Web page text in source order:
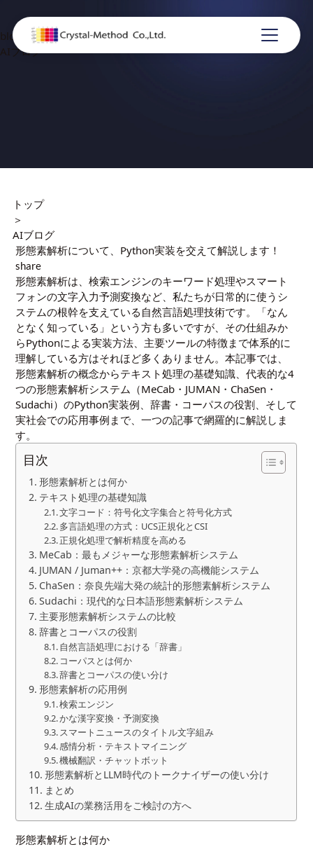
blog
AIブログ
トップ
＞
AIブログ
形態素解析について、Python実装を交えて解説します！
share
形態素解析は、検索エンジンのキーワード処理やスマート
フォンの文字入力予測変換など、私たちが日常的に使うシ
ステムの根幹を支えている自然言語処理技術です。「なん
となく知っている」という方も多いですが、その仕組みか
らPythonによる実装方法、主要ツールの特徴まで体系的に
理解している方はそれほど多くありません。本記事では、
形態素解析の概念からテキスト処理の基礎知識、代表的な4
つの形態素解析システム（MeCab・JUMAN・ChaSen・
Sudachi）のPython実装例、辞書・コーパスの役割、そして
実社会での応用事例まで、一つの記事で網羅的に解説しま
す。
目次
形態素解析とは何か
テキスト処理の基礎知識
文字コード：符号化文字集合と符号化方式
多言語処理の方式：UCS正規化とCSI
正規化処理で解析精度を高める
MeCab：最もメジャーな形態素解析システム
JUMAN / Juman++：京都大学発の高機能システム
ChaSen：奈良先端大発の統計的形態素解析システム
Sudachi：現代的な日本語形態素解析システム
主要形態素解析システムの比較
辞書とコーパスの役割
自然言語処理における「辞書」
コーパスとは何か
辞書とコーパスの使い分け
形態素解析の応用例
検索エンジン
かな漢字変換・予測変換
スマートニュースのタイトル文字組み
感情分析・テキストマイニング
機械翻訳・チャットボット
形態素解析とLLM時代のトークナイザーの使い分け
まとめ
生成AIの業務活用をご検討の方へ
形態素解析とは何か